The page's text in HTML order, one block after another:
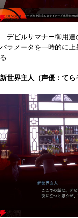
デビルサマナー御用達
パラメータを一時的に上
る
新世界主人（声優：てら